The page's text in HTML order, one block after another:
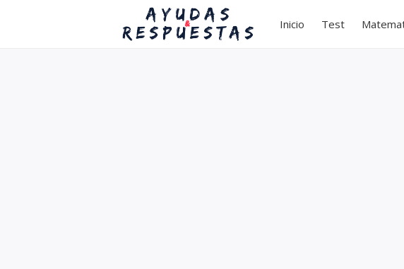
Inicio Test